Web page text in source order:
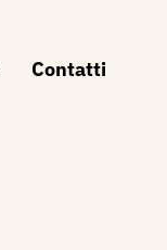
Contatti